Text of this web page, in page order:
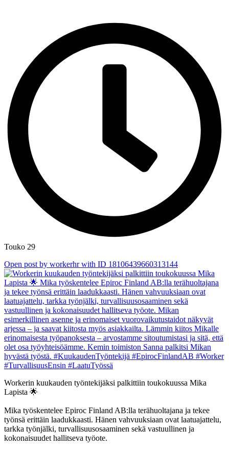
Touko 29
Open post by workerhr with ID 18106439660313144
Workerin kuukauden työntekijäksi palkittiin toukokuussa Mika
Lapista 🌟
Mika työskentelee Epiroc Finland AB:lla terähuoltajana ja tekee
työnsä erittäin laadukkaasti. Hänen vahvuuksiaan ovat laatuajattelu,
tarkka työnjälki, turvallisuusosaaminen sekä vastuullinen ja
kokonaisuudet hallitseva työote.